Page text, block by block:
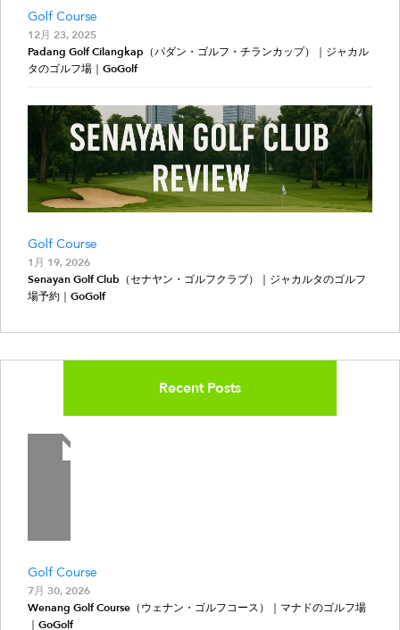
Golf Course
12月 23, 2025
Padang Golf Cilangkap（パダン・ゴルフ・チランカップ）｜ジャカル
タのゴルフ場｜GoGolf
Golf Course
1月 19, 2026
Senayan Golf Club（セナヤン・ゴルフクラブ）｜ジャカルタのゴルフ
場予約｜GoGolf
Recent Posts
Golf Course
7月 30, 2026
Wenang Golf Course（ウェナン・ゴルフコース）｜マナドのゴルフ場
｜GoGolf